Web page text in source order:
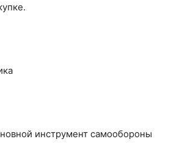
инструмент самообороны